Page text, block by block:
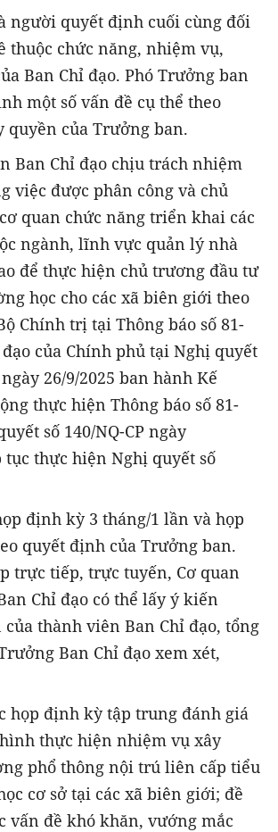
người quyết định cuối cùng đối
thuộc chức năng, nhiệm vụ,
Ban Chỉ đạo. Phó Trưởng ban
một số vấn đề cụ thể theo
quyền của Trưởng ban.
Ban Chỉ đạo chịu trách nhiệm
việc được phân công và chủ
quan chức năng triển khai các
ngành, lĩnh vực quản lý nhà
để thực hiện chủ trương đầu tư
học cho các xã biên giới theo
Chính trị tại Thông báo số 81-
của Chính phủ tại Nghị quyết
ngày 26/9/2025 ban hành Kế
thực hiện Thông báo số 81-
số 140/NQ-CP ngày
tục thực hiện Nghị quyết số
định kỳ 3 tháng/1 lần và họp
quyết định của Trưởng ban.
trực tiếp, trực tuyến, Cơ quan
Chỉ đạo có thể lấy ý kiến
thành viên Ban Chỉ đạo, tổng
Ban Chỉ đạo xem xét,
họp định kỳ tập trung đánh giá
thực hiện nhiệm vụ xây
phổ thông nội trú liên cấp tiểu
cơ sở tại các xã biên giới; đề
vấn đề khó khăn, vướng mắc